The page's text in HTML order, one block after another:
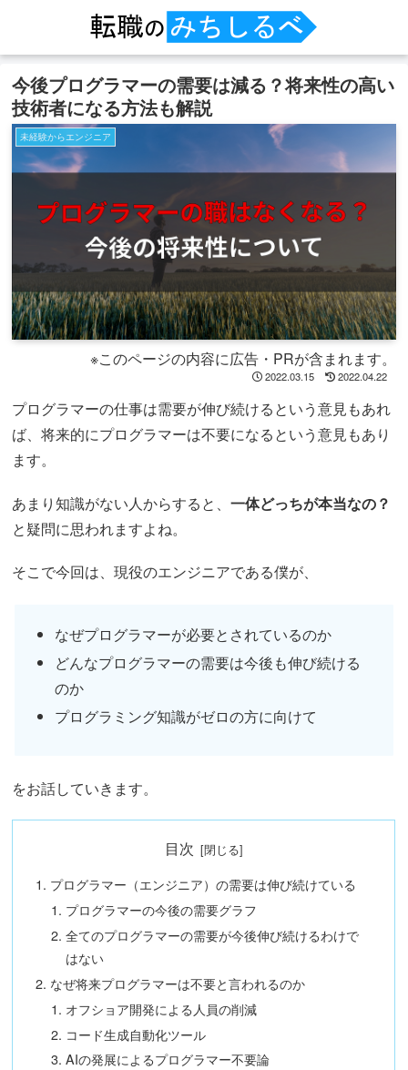
今後プログラマーの需要は減る？将来性の高い
技術者になる方法も解説
未経験からエンジニア
※このページの内容に広告・PRが含まれます。
2022.03.15 2022.04.22
プログラマーの仕事は需要が伸び続けるという意見もあれ
ば、将来的にプログラマーは不要になるという意見もあり
ます。
あまり知識がない人からすると、一体どっちが本当なの？
と疑問に思われますよね。
そこで今回は、現役のエンジニアである僕が、
なぜプログラマーが必要とされているのか
どんなプログラマーの需要は今後も伸び続ける
のか
プログラミング知識がゼロの方に向けて
をお話していきます。
目次
プログラマー（エンジニア）の需要は伸び続けている
プログラマーの今後の需要グラフ
全てのプログラマーの需要が今後伸び続けるわけで
はない
なぜ将来プログラマーは不要と言われるのか
オフショア開発による人員の削減
コード生成自動化ツール
AIの発展によるプログラマー不要論